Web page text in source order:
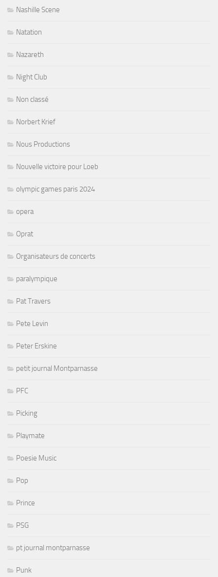
Nashille Scene
Natation
Nazareth
Night Club
Non classé
Norbert Krief
Nous Productions
Nouvelle victoire pour Loeb
olympic games paris 2024
opera
Oprat
Organisateurs de concerts
paralympique
Pat Travers
Pete Levin
Peter Erskine
petit journal Montparnasse
PFC
Picking
Playmate
Poesie Music
Pop
Prince
PSG
pt journal montparnasse
Punk